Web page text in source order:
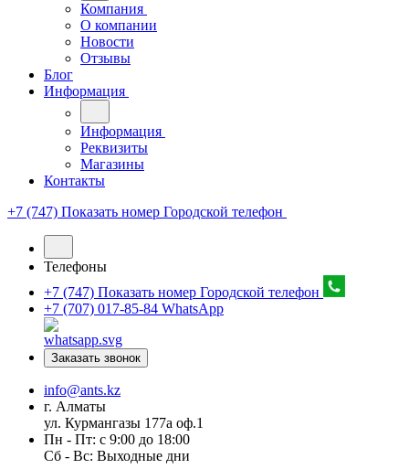
Компания
О компании
Новости
Отзывы
Блог
Информация
Информация
Реквизиты
Магазины
Контакты
+7 (747) Показать номер Городской телефон
Телефоны
+7 (747) Показать номер Городской телефон
+7 (707) 017-85-84 WhatsApp
Заказать звонок
info@ants.kz
г. Алматы
ул. Курмангазы 177а оф.1
Пн - Пт: с 9:00 до 18:00
Сб - Вс: Выходные дни